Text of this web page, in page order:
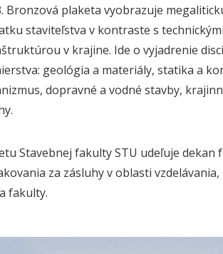
Bronzová plaketa vyobrazuje
staviteľstva v kontraste s
v krajine. Ide o vyjadrenie
geológia a materiály, statika a
dopravné a vodné stavby,
Stavebnej fakulty STU udeľuje
za zásluhy v oblasti
fakulty.